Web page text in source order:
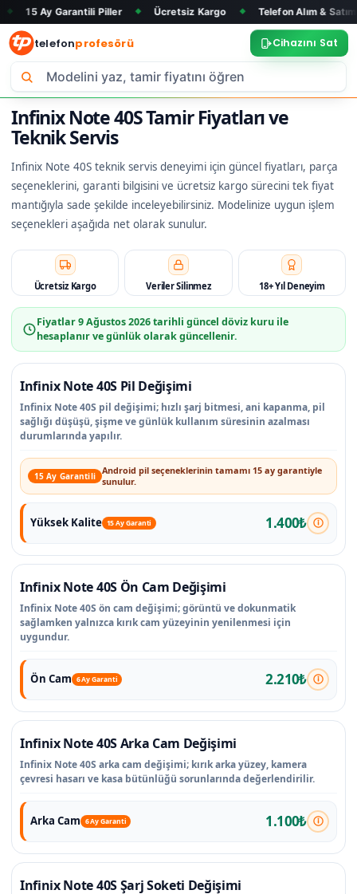
Piller ◆ Ücretsiz Kargo ◆ Telefon Alım & Satım ◆ Tüm
telefonprofesörü Cihazını Sat
Infinix Note 40S Tamir Fiyatları ve
Teknik Servis
Infinix Note 40S teknik servis deneyimi için güncel fiyatları, parça
seçeneklerini, garanti bilgisini ve ücretsiz kargo sürecini tek fiyat
mantığıyla sade şekilde inceleyebilirsiniz. Modelinize uygun işlem
seçenekleri aşağıda net olarak sunulur.
Ücretsiz Kargo Veriler Silinmez 18+ Yıl Deneyim
Fiyatlar9 Ağustos 2026tarihli güncel döviz kuru ile
hesaplanır ve günlük olarak güncellenir.
Infinix Note 40S Pil Değişimi
Infinix Note 40S pil değişimi; hızlı şarj bitmesi, ani kapanma, pil
sağlığı düşüşü, şişme ve günlük kullanım süresinin azalması
durumlarında yapılır.
15 Ay Garantili Android pil seçeneklerinin tamamı 15 ay garantiyle
sunulur.
Yüksek Kalite 15 Ay Garanti 1.400₺
Infinix Note 40S Ön Cam Değişimi
Infinix Note 40S ön cam değişimi; görüntü ve dokunmatik
sağlamken yalnızca kırık cam yüzeyinin yenilenmesi için
uygundur.
Ön Cam 6 Ay Garanti 2.210₺
Infinix Note 40S Arka Cam Değişimi
Infinix Note 40S arka cam değişimi; kırık arka yüzey, kamera
çevresi hasarı ve kasa bütünlüğü sorunlarında değerlendirilir.
Arka Cam 6 Ay Garanti 1.100₺
Infinix Note 40S Şarj Soketi Değişimi